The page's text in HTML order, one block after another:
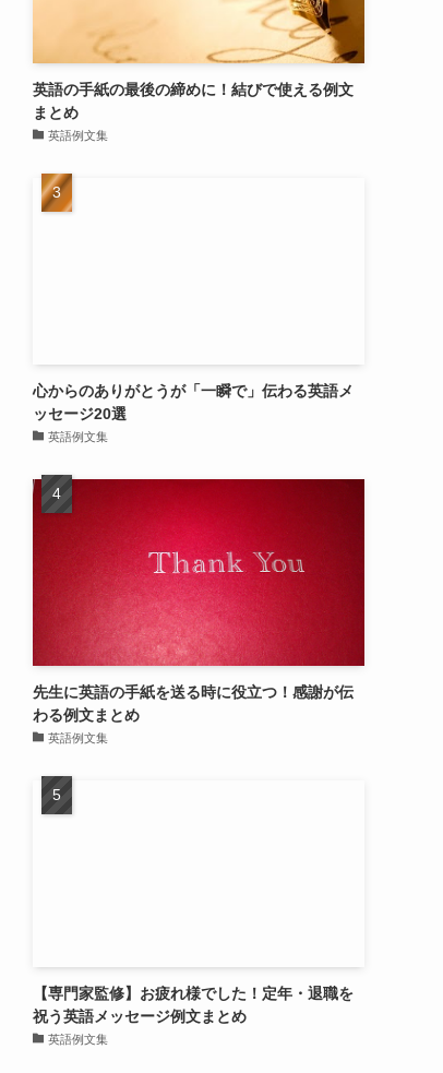
英語の手紙の最後の締めに！結びで使える例文
まとめ
英語例文集
心からのありがとうが「一瞬で」伝わる英語メ
ッセージ20選
英語例文集
先生に英語の手紙を送る時に役立つ！感謝が伝
わる例文まとめ
英語例文集
【専門家監修】お疲れ様でした！定年・退職を
祝う英語メッセージ例文まとめ
英語例文集